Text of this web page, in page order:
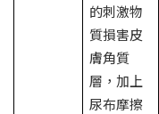
的刺激物
質損害皮
膚角質
層，加上
尿布摩擦